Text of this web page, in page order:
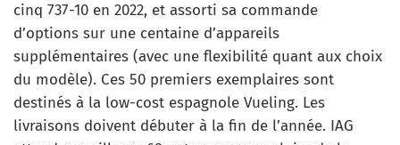
cinq 737-10 en 2022, et assorti sa commande
d’options sur une centaine d’appareils
supplémentaires (avec une flexibilité quant aux choix
du modèle). Ces 50 premiers exemplaires sont
destinés à la low-cost espagnole Vueling. Les
livraisons doivent débuter à la fin de l’année. IAG